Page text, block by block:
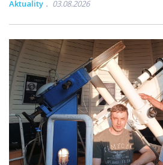
Aktuality 03.08.2026